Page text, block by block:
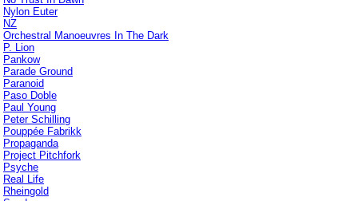
Nylon Euter
NZ
Orchestral Manoeuvres In The Dark
P. Lion
Pankow
Parade Ground
Paranoid
Paso Doble
Paul Young
Peter Schilling
Pouppée Fabrikk
Propaganda
Project Pitchfork
Psyche
Real Life
Rheingold